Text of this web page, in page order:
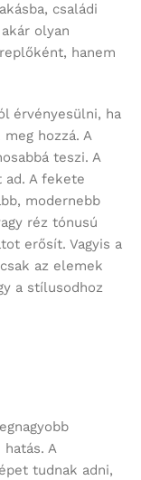
családi
olyan
hanem
érvényesülni, ha
hozzá. A
teszi. A
A fekete
modernebb
réz tónusú
erősít. Vagyis a
az elemek
a stílusodhoz
A
tudnak adni,